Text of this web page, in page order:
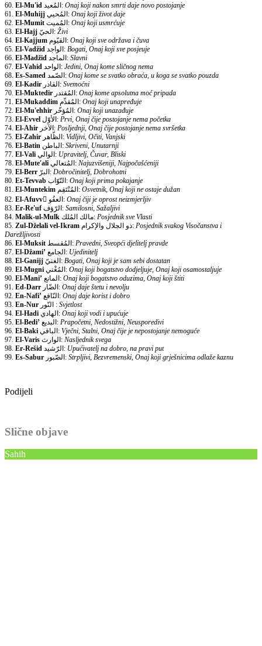
60. El-Mu'id المُعيد: Onaj koji nakon smrti daje novo postojanje
61. El-Muhijj المُحيي: Onaj koji život daje
62. El-Mumit المُميت: Onaj koji usmrćuje
63. El-Hajj الحيّ: Živi
64. El-Kajjum القيّوم: Onaj koji sve održava i čuva
65. El-Vadžid الواجد: Bogati, Onaj koji sve posjeuje
66. El-Madžid الماجد: Slavni
67. El-Vahid الواحد: Jedini, Onaj kome sličnog nema
68. Es-Samed الصّمد: Onaj kome se svatko obraća, u koga se svatko pouzda
69. El-Kadir القادر: Svemoćni
70. El-Muktedir المُقتدر: Onaj kome apsolutna moć pripada
71. El-Mukaddim المُقدِّم: Onaj koji unapređuje
72. El-Mu'ehhir المُؤخّر: Onaj koji unazađuje
73. El-Evvel الأوّل: Prvi, Onaj čije postojanje nema početka
74. El-Ahir الآخر: Posljednji, Onaj čije postojanje nema svršetka
75. El-Zahir الظّاهر: Vidljivi, Očiti, Vanjski
76. El-Batin الباطن: Skriveni, Unutarnji
77. El-Vali الوالي: Upravitelj, Čuvar, Bliski
78. El-Mute'ali المُتعالي: Najuzvišeniji, Najpočašćeniji
79. El-Berr البرّ: Dobročinitelj, Dobrohotni
80. Et-Tevvab التّوّاب: Onaj koji prima pokajanje
81. El-Muntekim المُنْتَقِم: Osvetnik, Onaj koji ne ostaje dužan
82. El-Afuvv ّالعفُو: Onaj čiji je oprost neizmjerljiv
83. Er-Re'uf الرّؤف: Samilosni, Sažaljivi
84. Malik-ul-Mulk مالك المُلك: Posjednik sve Vlasti
85. Zul-Dželali vel-Ikram ذو الجلال والإكرام: Posjednik svakog Visočanstva i
Darežljivosti
86. El-Muksit المُقسط: Pravedni, Sveopći djelitelj pravde
87. El-Džami’ الجامع: Ujedinitelj
88. El-Ganijj الغنيّ: Bogati, Onaj koji je sam sebi dostatan
89. El-Mugni المُغْني: Onaj koji bogatstvo dodjeljuje, Onaj koji osamostaljuje
90. El-Mani’ المانع: Onaj koji bogatstvo oduzima, Onaj koji štiti
91. Ed-Darr الضّار: Onaj daje štetu i nevolju
92. En-Nafi’ النّافع: Onaj daje korist i dobro
93. En-Nur النّور : Svjetlost
94. El-Hadi الهادي: Onaj koji vodi i upućuje
95. El-Bedi’ البديع: Prapočetni, Nedostižni, Neusporedivi
96. El-Baki الباقي: Vječni, Stalni, Onaj čije je nepostojanje nemoguće
97. El-Varis الوارث: Nasljednik svega
98. Er-Rešid الرّشيد: Upućivatelj na dobro, na pravi put
99. Es-Sabur الصّبور: Strpljivi, Bezvremenski, Onaj koji grješnicima odlaže kaznu
Podijeli
Slične objave
Sahih